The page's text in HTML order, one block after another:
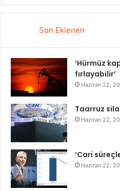
Son Eklenen
‘Hürmüz
fırlayabilir’
Haziran 22,
Taarruz
Haziran 22,
‘Cari
Haziran 22,